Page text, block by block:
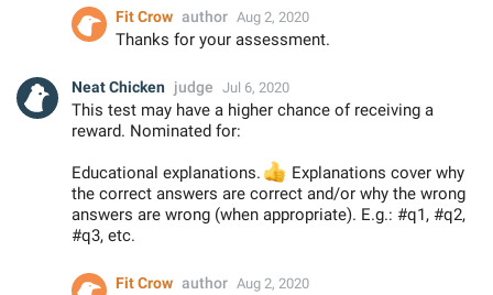
Fit Crow author Aug 2, 2020
Thanks for your assessment.
Neat Chicken judge Jul 6, 2020
This test may have a higher chance of receiving a
reward. Nominated for:
Educational explanations.
👍Explanations cover why
the correct answers are correct and/or why the wrong
answers are wrong (when appropriate). E.g.: #q1, #q2,
#q3, etc.
Fit Crow author Aug 2, 2020